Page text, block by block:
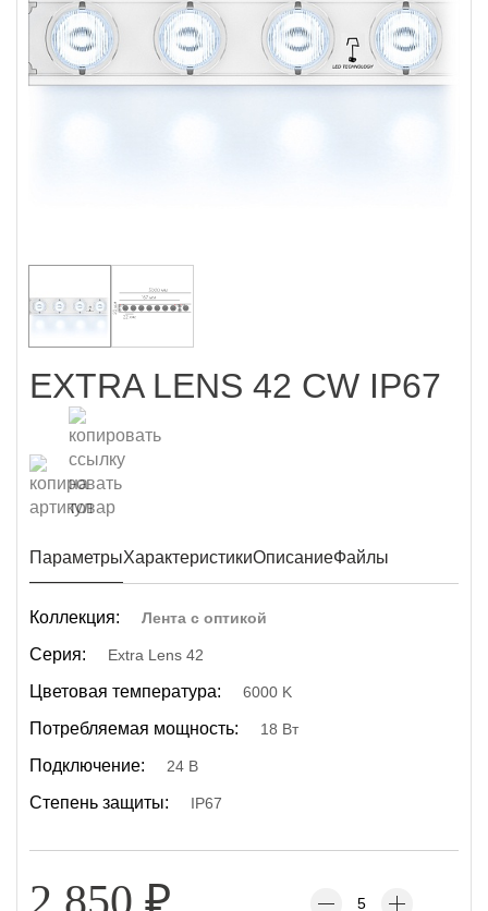
EXTRA LENS 42 CW IP67
ПараметрыХарактеристикиОписаниеФайлы
Коллекция: Лента с оптикой
Серия: Extra Lens 42
Цветовая температура: 6000 K
Потребляемая мощность: 18 Вт
Подключение: 24 В
Степень защиты: IP67